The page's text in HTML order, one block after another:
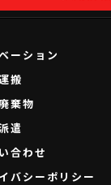
ーション
搬
棄物
遣
合わせ
バシーポリシー